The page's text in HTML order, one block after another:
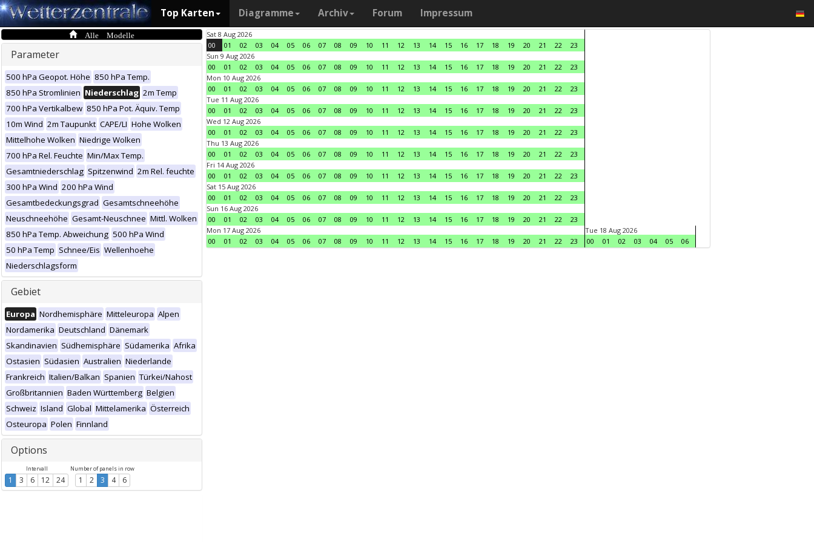
Top Karten Diagramme Archiv Forum Impressum
Alle Modelle
Parameter
500 hPa Geopot. Höhe 850 hPa Temp.
850 hPa Stromlinien Niederschlag 2m Temp
700 hPa Vertikalbew 850 hPa Pot. Äquiv. Temp
10m Wind 2m Taupunkt CAPE/LI Hohe Wolken
Mittelhohe Wolken Niedrige Wolken
700 hPa Rel. Feuchte Min/Max Temp.
Gesamtniederschlag Spitzenwind 2m Rel. feuchte
300 hPa Wind 200 hPa Wind
Gesamtbedeckungsgrad Gesamtschneehöhe
Neuschneehöhe Gesamt-Neuschnee Mittl. Wolken
850 hPa Temp. Abweichung 500 hPa Wind
50 hPa Temp Schnee/Eis Wellenhoehe
Niederschlagsform
Gebiet
Europa Nordhemisphäre Mitteleuropa Alpen
Nordamerika Deutschland Dänemark
Skandinavien Südhemisphäre Südamerika Afrika
Ostasien Südasien Australien Niederlande
Frankreich Italien/Balkan Spanien Türkei/Nahost
Großbritannien Baden Württemberg Belgien
Schweiz Island Global Mittelamerika Österreich
Osteuropa Polen Finnland
Options
Intervall
1 3 6 12 24
Number of panels in row
1 2 3 4 6
Sat 8 Aug 2026
00
01 02 03 04 05 06 07 08 09 10 11 12 13 14 15 16 17 18 19 20 21 22
23
Sun 9 Aug 2026
00
01 02 03 04 05 06 07 08 09 10 11 12 13 14 15 16 17 18 19 20 21 22
23
Mon 10 Aug 2026
00
01 02 03 04 05 06 07 08 09 10 11 12 13 14 15 16 17 18 19 20 21 22
23
Tue 11 Aug 2026
00
01 02 03 04 05 06 07 08 09 10 11 12 13 14 15 16 17 18 19 20 21 22
23
Wed 12 Aug 2026
00
01 02 03 04 05 06 07 08 09 10 11 12 13 14 15 16 17 18 19 20 21 22
23
Thu 13 Aug 2026
00
01 02 03 04 05 06 07 08 09 10 11 12 13 14 15 16 17 18 19 20 21 22
23
Fri 14 Aug 2026
00
01 02 03 04 05 06 07 08 09 10 11 12 13 14 15 16 17 18 19 20 21 22
23
Sat 15 Aug 2026
00
01 02 03 04 05 06 07 08 09 10 11 12 13 14 15 16 17 18 19 20 21 22
23
Sun 16 Aug 2026
00
01 02 03 04 05 06 07 08 09 10 11 12 13 14 15 16 17 18 19 20 21 22
23
Mon 17 Aug 2026
00
01 02 03 04 05 06 07 08 09 10 11 12 13 14 15 16 17 18 19 20 21 22 23
Tue 18 Aug 2026
00
01 02 03 04 05 06